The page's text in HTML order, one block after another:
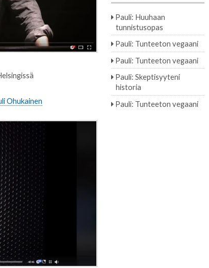
Ohukainen
Pauli: Huuhaan
tunnistusopas
Pauli: Tunteeton vegaani
Pauli: Tunteeton vegaani
Pauli: Skeptisyyteni
historia
Pauli: Tunteeton vegaani